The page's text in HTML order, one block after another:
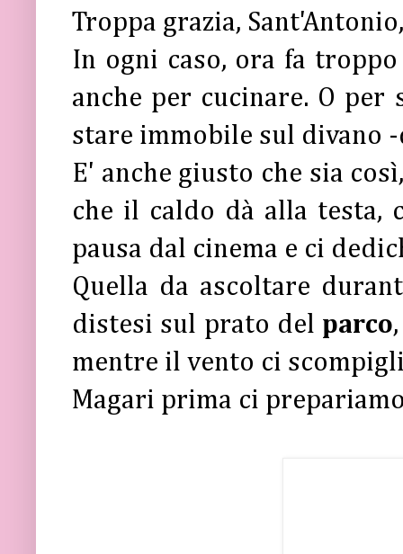
Troppa grazia,
In ogni caso, ora fa
anche per cucinare. O
stare immobile sul divano
E' anche giusto che sia
che il caldo dà alla testa,
pausa dal cinema e ci
Quella da ascoltare
distesi sul prato del parco
mentre il vento ci
Magari prima ci